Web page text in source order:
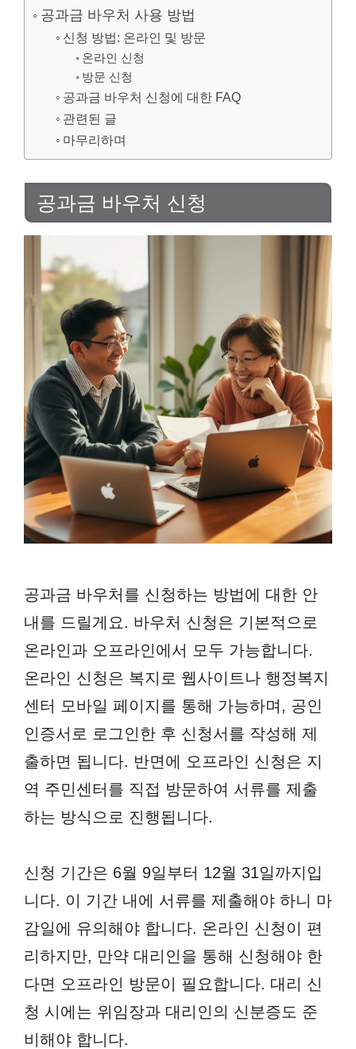
공과금 바우처 사용 방법
신청 방법: 온라인 및 방문
온라인 신청
방문 신청
공과금 바우처 신청에 대한 FAQ
관련된 글
마무리하며
공과금 바우처 신청
공과금 바우처를 신청하는 방법에 대한 안
내를 드릴게요. 바우처 신청은 기본적으로
온라인과 오프라인에서 모두 가능합니다.
온라인 신청은 복지로 웹사이트나 행정복지
센터 모바일 페이지를 통해 가능하며, 공인
인증서로 로그인한 후 신청서를 작성해 제
출하면 됩니다. 반면에 오프라인 신청은 지
역 주민센터를 직접 방문하여 서류를 제출
하는 방식으로 진행됩니다.
신청 기간은 6월 9일부터 12월 31일까지입
니다. 이 기간 내에 서류를 제출해야 하니 마
감일에 유의해야 합니다. 온라인 신청이 편
리하지만, 만약 대리인을 통해 신청해야 한
다면 오프라인 방문이 필요합니다. 대리 신
청 시에는 위임장과 대리인의 신분증도 준
비해야 합니다.